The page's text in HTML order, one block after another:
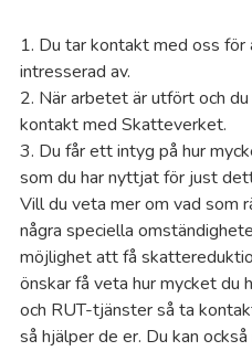
1. Du tar kontakt med oss
intresserad av.
2. När arbetet är utfört och
kontakt med Skatteverket.
3. Du får ett intyg på hur
som du har nyttjat för just
Vill du veta mer om vad som
några speciella
möjlighet att få
önskar få veta hur mycket du
och RUT-tjänster så ta
så hjälper de er. Du kan